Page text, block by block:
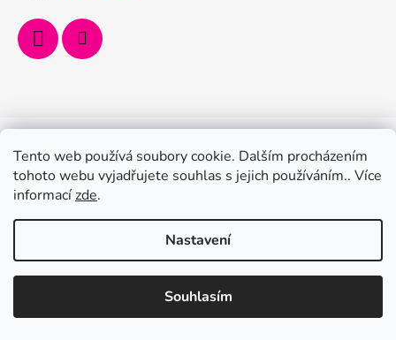
Tento web používá soubory cookie. Dalším procházením
tohoto webu vyjadřujete souhlas s jejich používáním.. Více
informacízde.
Nastavení
Souhlasím
Copyright 2026Hiphoper.cz. Všechna práva vyhrazena.